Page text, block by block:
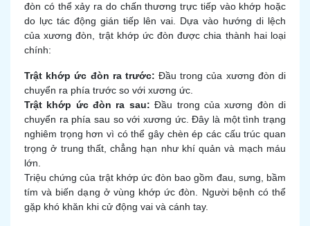
đòn có thể xảy ra do chấn thương trực tiếp vào khớp hoặc
do lực tác động gián tiếp lên vai. Dựa vào hướng di lệch
của xương đòn, trật khớp ức đòn được chia thành hai loại
chính:
Trật khớp ức đòn ra trước: Đầu trong của xương đòn di
chuyển ra phía trước so với xương ức.
Trật khớp ức đòn ra sau: Đầu trong của xương đòn di
chuyển ra phía sau so với xương ức. Đây là một tình trạng
nghiêm trọng hơn vì có thể gây chèn ép các cấu trúc quan
trọng ở trung thất, chẳng hạn như khí quản và mạch máu
lớn.
Triệu chứng của trật khớp ức đòn bao gồm đau, sưng, bầm
tím và biến dạng ở vùng khớp ức đòn. Người bệnh có thể
gặp khó khăn khi cử động vai và cánh tay.